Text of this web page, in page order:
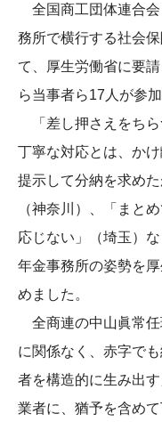
全国商工団体連合会
務所で横行する社会
て、厚生労働省に要
ら当事者ら17人が参加
「差し押さえをちら
丁寧な対応とは、か
提示して分納を求め
（神奈川）、「まと
応じない」（埼玉）
年金事務所の姿勢を
めました。
全商連の中山眞常任
に関係なく、赤字で
者を構造的に生み出
業者に、猶予を含め